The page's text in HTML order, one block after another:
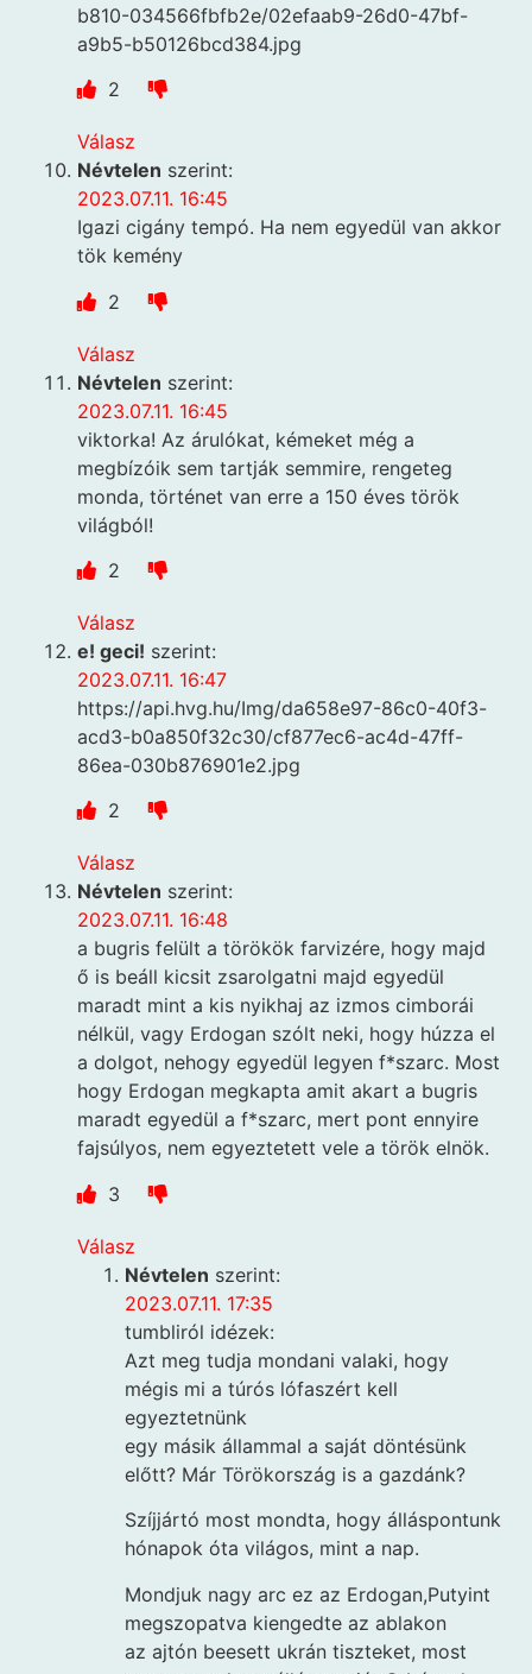
b810-034566fbfb2e/02efaab9-26d0-47bf-
a9b5-b50126bcd384.jpg
2
Válasz
Névtelen szerint:
2023.07.11. 16:45
Igazi cigány tempó. Ha nem egyedül van akkor
tök kemény
2
Válasz
Névtelen szerint:
2023.07.11. 16:45
viktorka! Az árulókat, kémeket még a
megbízóik sem tartják semmire, rengeteg
monda, történet van erre a 150 éves török
világból!
2
Válasz
e! geci! szerint:
2023.07.11. 16:47
https://api.hvg.hu/Img/da658e97-86c0-40f3-
acd3-b0a850f32c30/cf877ec6-ac4d-47ff-
86ea-030b876901e2.jpg
2
Válasz
Névtelen szerint:
2023.07.11. 16:48
a bugris felült a törökök farvizére, hogy majd
ő is beáll kicsit zsarolgatni majd egyedül
maradt mint a kis nyikhaj az izmos cimborái
nélkül, vagy Erdogan szólt neki, hogy húzza el
a dolgot, nehogy egyedül legyen f*szarc. Most
hogy Erdogan megkapta amit akart a bugris
maradt egyedül a f*szarc, mert pont ennyire
fajsúlyos, nem egyeztetett vele a török elnök.
3
Válasz
Névtelen szerint:
2023.07.11. 17:35
tumbliról idézek:
Azt meg tudja mondani valaki, hogy
mégis mi a túrós lófaszért kell
egyeztetnünk
egy másik állammal a saját döntésünk
előtt? Már Törökország is a gazdánk?
Szíjjártó most mondta, hogy álláspontunk
hónapok óta világos, mint a nap.
Mondjuk nagy arc ez az Erdogan,Putyint
megszopatva kiengedte az ablakon
az ajtón beesett ukrán tiszteket, most